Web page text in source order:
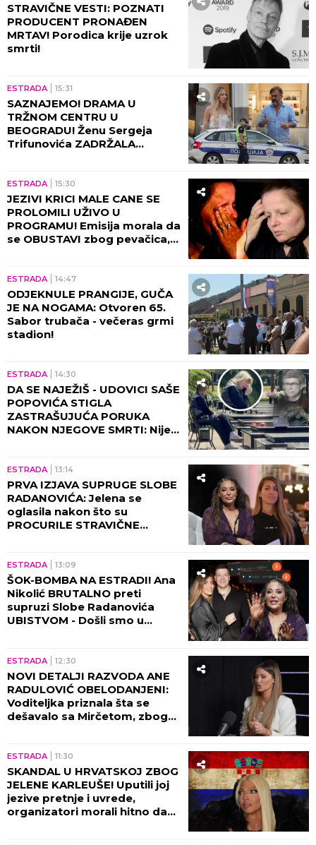
STRAVIČNE VESTI: POZNATI
PRODUCENT PRONAĐEN
MRTAV! Porodica krije uzrok
smrti!
ESTRADA 15:31
SAZNAJEMO! DRAMA U
TRŽNOM CENTRU U
BEOGRADU! Ženu Sergeja
Trifunovića ZADRŽALA
čega!
ESTRADA 15:30
JEZIVI KRICI MALE CANE SE
PROLOMILI UŽIVO U
PROGRAMU! Emisija morala da
se OBUSTAVI zbog pevačica,
ESTRADA 14:47
ODJEKNULE PRANGIJE, GUČA
JE NA NOGAMA: Otvoren 65.
Sabor trubača - večeras grmi
stadion!
ESTRADA 14:30
DA SE NAJEŽIŠ - UDOVICI SAŠE
POPOVIĆA STIGLA
ZASTRAŠUJUĆA PORUKA
NAKON NJEGOVE SMRTI: Nije
ESTRADA 13:14
PRVA IZJAVA SUPRUGE SLOBE
RADANOVIĆA: Jelena se
oglasila nakon što su
PROCURILE STRAVIČNE
ESTRADA 13:09
ŠOK-BOMBA NA ESTRADI! Ana
Nikolić BRUTALNO preti
supruzi Slobe Radanovića
UBISTVOM - Došli smo u
ESTRADA 12:30
NOVI DETALJI RAZVODA ANE
RADULOVIĆ OBELODANJENI:
Voditeljka priznala šta se
dešavalo sa Mirčetom, zbog
ESTRADA 11:30
SKANDAL U HRVATSKOJ ZBOG
JELENE KARLEUŠE! Uputili joj
jezive pretnje i uvrede,
organizatori morali hitno da